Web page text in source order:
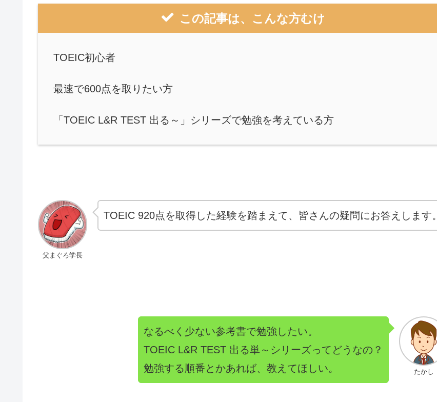
この記事は、こんな方むけ
TOEIC初心者
最速で600点を取りたい方
「TOEIC L&R TEST 出る～」シリーズで勉強を考えている方
父まぐろ学長
TOEIC 920点を取得した経験を踏まえて、皆さんの疑問にお答えします。
たかし
なるべく少ない参考書で勉強したい。
TOEIC L&R TEST 出る単～シリーズってどうなの？
勉強する順番とかあれば、教えてほしい。